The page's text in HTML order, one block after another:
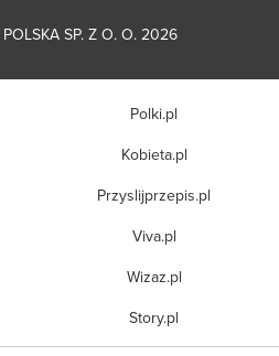
SP. Z O. O. 2026
Polki.pl
Kobieta.pl
Przyslijprzepis.pl
Viva.pl
Wizaz.pl
Story.pl